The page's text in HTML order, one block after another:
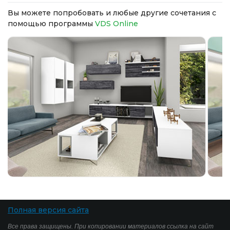
Вы можете попробовать и любые другие сочетания с
помощью программы VDS Online
Полная версия сайта
Все права защищены. При копировании материалов ссылка на сайт